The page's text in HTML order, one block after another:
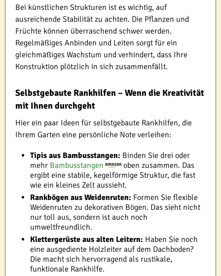
Bei künstlichen Strukturen ist es wichtig, auf
ausreichende Stabilität zu achten. Die Pflanzen und
Früchte können überraschend schwer werden.
Regelmäßiges Anbinden und Leiten sorgt für ein
gleichmäßiges Wachstum und verhindert, dass Ihre
Konstruktion plötzlich in sich zusammenfällt.
Selbstgebaute Rankhilfen – Wenn die Kreativität
mit Ihnen durchgeht
Hier ein paar Ideen für selbstgebaute Rankhilfen, die
Ihrem Garten eine persönliche Note verleihen:
Tipis aus Bambusstangen: Binden Sie drei oder
mehr Bambusstangen
oben zusammen. Das
ergibt eine stabile, kegelförmige Struktur, die fast
wie ein kleines Zelt aussieht.
Rankbögen aus Weidenruten: Formen Sie flexible
Weidenruten zu dekorativen Bögen. Das sieht nicht
nur toll aus, sondern ist auch noch
umweltfreundlich.
Klettergerüste aus alten Leitern: Haben Sie noch
eine ausgediente Holzleiter auf dem Dachboden?
Die macht sich hervorragend als rustikale,
funktionale Rankhilfe.